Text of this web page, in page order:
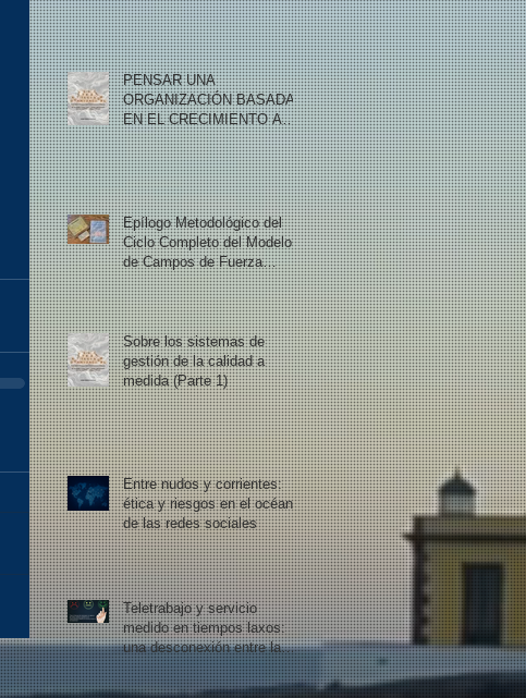
PENSAR UNA
ORGANIZACIÓN BASADA
EN EL CRECIMIENTO A
PARTIR DE LA CRISIS
Epílogo Metodológico del
Ciclo Completo del Modelo
de Campos de Fuerza
Armonizados
Sobre los sistemas de
gestión de la calidad a
medida (Parte 1)
Entre nudos y corrientes:
ética y riesgos en el océano
de las redes sociales
Teletrabajo y servicio
medido en tiempos laxos:
una desconexión entre la
organización y el mercado